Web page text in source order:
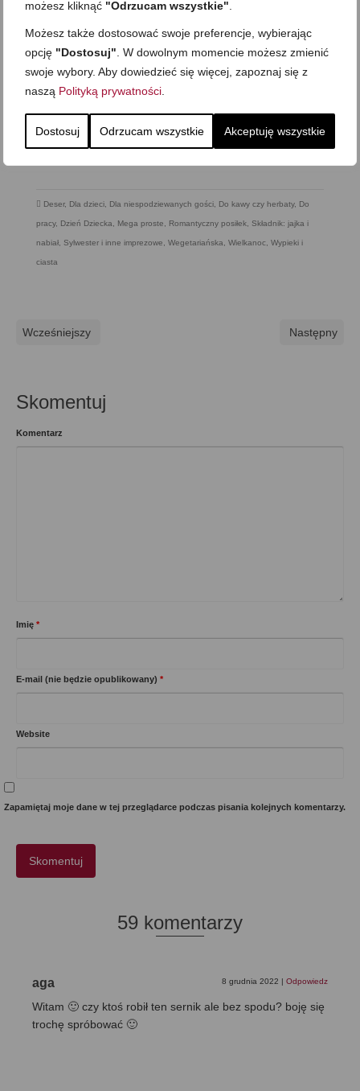
możesz kliknąć "Odrzucam wszystkie"
Możesz także dostosować swoje preferencje, wybierając
opcję "Dostosuj" . W dowolnym momencie możesz zmienić
swoje wybory. Aby dowiedzieć się więcej, zapoznaj się z
naszą Polityką prywatności
Dostosuj Odrzucam wszystkie Akceptuję wszystkie
Deser, Dla dzieci Dla niespodziewanych gości Do kawy czy herbaty, Do
pracy, Dzień Dziecka Mega proste Romantyczny posiłek Składnik: jajka i
nabiał Sylwester i inne imprezowe Wegetariańska Wielkanoc Wypieki i
ciasta
Wcześniejszy Następny
Skomentuj
Komentarz
Imię *
E-mail (nie będzie opublikowany) *
Website
Zapamiętaj moje dane w tej przeglądarce podczas pisania kolejnych komentarzy.
59 komentarzy
aga 8 grudnia 2022 | Odpowiedz
Witam 🙂 czy ktoś robił ten sernik ale bez spodu? boję się
trochę spróbować 🙂